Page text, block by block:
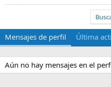
Mensajes de perfil Última
Aún no hay mensajes en el